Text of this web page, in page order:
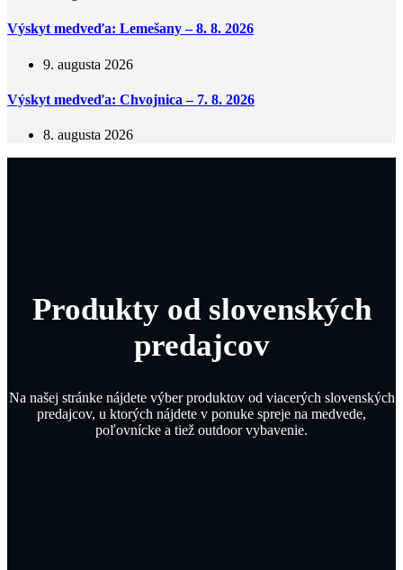
Výskyt medveďa: Lemešany – 8. 8. 2026
9. augusta 2026
Výskyt medveďa: Chvojnica – 7. 8. 2026
8. augusta 2026
Produkty od slovenských
predajcov
Na našej stránke nájdete výber produktov od viacerých slovenských
predajcov, u ktorých nájdete v ponuke spreje na medvede,
poľovnícke a tiež outdoor vybavenie.